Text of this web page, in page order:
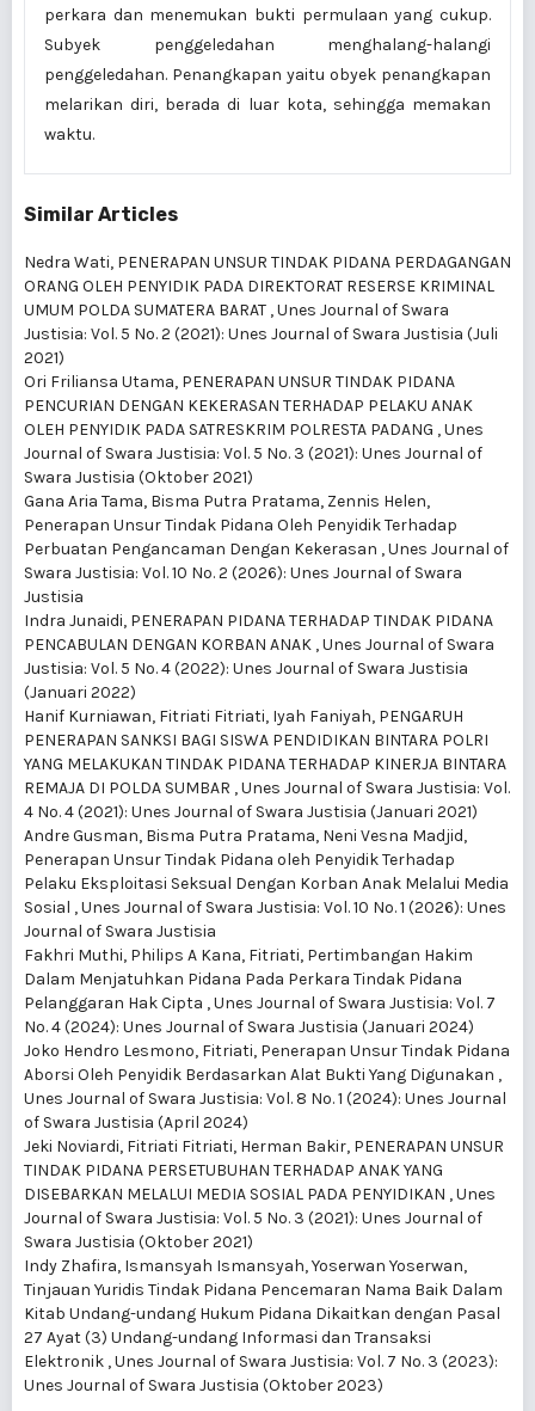
perkara dan menemukan bukti permulaan yang cukup.
Subyek penggeledahan menghalang-halangi
penggeledahan. Penangkapan yaitu obyek penangkapan
melarikan diri, berada di luar kota, sehingga memakan
waktu.
Similar Articles
Nedra Wati, PENERAPAN UNSUR TINDAK PIDANA PERDAGANGAN
ORANG OLEH PENYIDIK PADA DIREKTORAT RESERSE KRIMINAL
UMUM POLDA SUMATERA BARAT ,Unes Journal of Swara
Justisia: Vol. 5 No. 2 (2021): Unes Journal of Swara Justisia (Juli
2021)
Ori Friliansa Utama, PENERAPAN UNSUR TINDAK PIDANA
PENCURIAN DENGAN KEKERASAN TERHADAP PELAKU ANAK
OLEH PENYIDIK PADA SATRESKRIM POLRESTA PADANG ,Unes
Journal of Swara Justisia: Vol. 5 No. 3 (2021): Unes Journal of
Swara Justisia (Oktober 2021)
Gana Aria Tama, Bisma Putra Pratama, Zennis Helen,
Penerapan Unsur Tindak Pidana Oleh Penyidik Terhadap
Perbuatan Pengancaman Dengan Kekerasan ,Unes Journal of
Swara Justisia: Vol. 10 No. 2 (2026): Unes Journal of Swara
Justisia
Indra Junaidi, PENERAPAN PIDANA TERHADAP TINDAK PIDANA
PENCABULAN DENGAN KORBAN ANAK ,Unes Journal of Swara
Justisia: Vol. 5 No. 4 (2022): Unes Journal of Swara Justisia
(Januari 2022)
Hanif Kurniawan, Fitriati Fitriati, Iyah Faniyah, PENGARUH
PENERAPAN SANKSI BAGI SISWA PENDIDIKAN BINTARA POLRI
YANG MELAKUKAN TINDAK PIDANA TERHADAP KINERJA BINTARA
REMAJA DI POLDA SUMBAR ,Unes Journal of Swara Justisia: Vol.
4 No. 4 (2021): Unes Journal of Swara Justisia (Januari 2021)
Andre Gusman, Bisma Putra Pratama, Neni Vesna Madjid,
Penerapan Unsur Tindak Pidana oleh Penyidik Terhadap
Pelaku Eksploitasi Seksual Dengan Korban Anak Melalui Media
Sosial ,Unes Journal of Swara Justisia: Vol. 10 No. 1 (2026): Unes
Journal of Swara Justisia
Fakhri Muthi, Philips A Kana, Fitriati, Pertimbangan Hakim
Dalam Menjatuhkan Pidana Pada Perkara Tindak Pidana
Pelanggaran Hak Cipta ,Unes Journal of Swara Justisia: Vol. 7
No. 4 (2024): Unes Journal of Swara Justisia (Januari 2024)
Joko Hendro Lesmono, Fitriati, Penerapan Unsur Tindak Pidana
Aborsi Oleh Penyidik Berdasarkan Alat Bukti Yang Digunakan ,
Unes Journal of Swara Justisia: Vol. 8 No. 1 (2024): Unes Journal
of Swara Justisia (April 2024)
Jeki Noviardi, Fitriati Fitriati, Herman Bakir, PENERAPAN UNSUR
TINDAK PIDANA PERSETUBUHAN TERHADAP ANAK YANG
DISEBARKAN MELALUI MEDIA SOSIAL PADA PENYIDIKAN ,Unes
Journal of Swara Justisia: Vol. 5 No. 3 (2021): Unes Journal of
Swara Justisia (Oktober 2021)
Indy Zhafira, Ismansyah Ismansyah, Yoserwan Yoserwan,
Tinjauan Yuridis Tindak Pidana Pencemaran Nama Baik Dalam
Kitab Undang-undang Hukum Pidana Dikaitkan dengan Pasal
27 Ayat (3) Undang-undang Informasi dan Transaksi
Elektronik ,Unes Journal of Swara Justisia: Vol. 7 No. 3 (2023):
Unes Journal of Swara Justisia (Oktober 2023)